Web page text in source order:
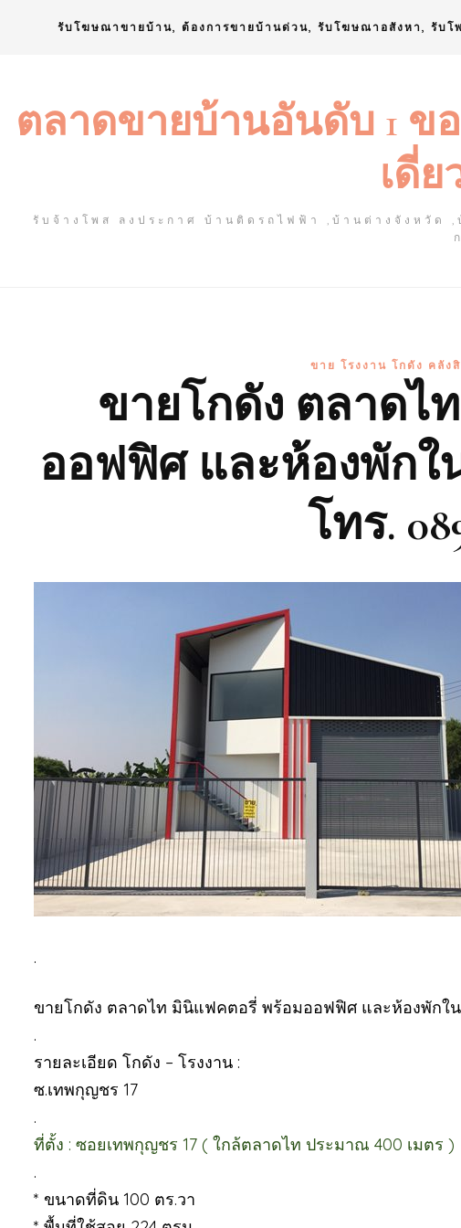
รับโฆษณาขายบ้าน, ต้องการขายบ้านด่วน, รับโฆษณาอสังหา, รับโ
ตลาดขายบ้านอันดับ 1 ข
เดี่
รับจ้างโพส ลงประกาศ บ้านติดรถไฟฟ้า ,บ้านต่างจังหวัด
ขาย โรงงาน โกดัง คลั
ขายโกดัง ตลาดไ
ออฟฟิศ และห้องพัก
โทร.
.
ขายโกดัง ตลาดไท มินิแฟคตอรี่ พร้อมออฟฟิศ และห้องพักใ
.
รายละเอียด โกดัง – โรงงาน :
ซ.เทพกุญชร 17
.
ที่ตั้ง : ซอยเทพกุญชร 17 ( ใกล้ตลาดไท ประมาณ 400 เมตร )
.
* ขนาดที่ดิน 100 ตร.วา